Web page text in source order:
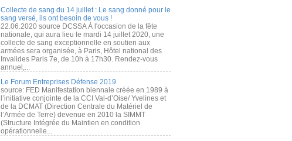
Collecte de sang du 14 juillet : Le sang donné pour le
sang versé, ils ont besoin de vous !
22.06.2020 source DCSSA À l'occasion de la fête
nationale, qui aura lieu le mardi 14 juillet 2020, une
collecte de sang exceptionnelle en soutien aux
armées sera organisée, à Paris, Hôtel national des
Invalides Paris 7e, de 10h à 17h30. Rendez-vous
annuel,...
Le Forum Entreprises Défense 2019
source: FED Manifestation biennale créée en 1989 à
l’initiative conjointe de la CCI Val-d’Oise/ Yvelines et
de la DCMAT (Direction Centrale du Matériel de
l’Armée de Terre) devenue en 2010 la SIMMT
(Structure Intégrée du Maintien en condition
opérationnelle...